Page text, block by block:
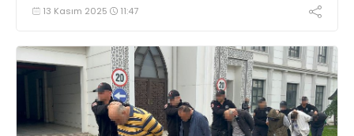
13 Kasım 2025 11:47